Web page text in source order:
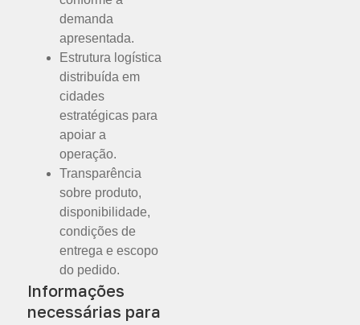
demanda
apresentada.
Estrutura logística
distribuída em
cidades
estratégicas para
apoiar a
operação.
Transparência
sobre produto,
disponibilidade,
condições de
entrega e escopo
do pedido.
Informações
necessárias para